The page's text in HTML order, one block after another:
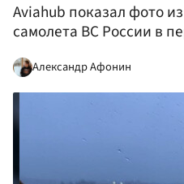
Aviahub показал фото
самолета ВС России в
Александр Афонин